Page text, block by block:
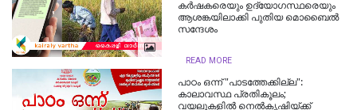
കര്‍ഷകരെയും ഉദ്യോഗസ്ഥരെയും
ആശങ്കയിലാക്കി പുതിയ മൊബൈല്‍
സന്ദേശം
READ MORE
പാഠം ഒന്ന് "പാടത്തേക്കില്ല":
കാലാവസ്ഥ പ്രതികൂലം;
വയലുകളില്‍ നെല്‍കൃഷിയ്ക്ക്